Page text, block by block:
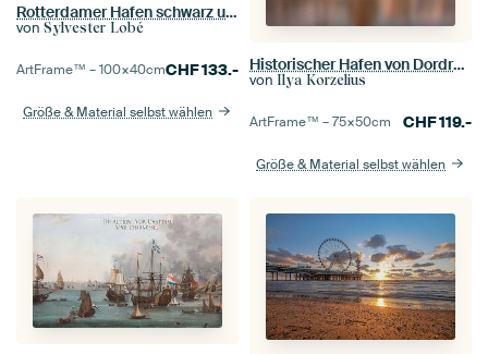
Rotterdamer Hafen schwarz und weiß
von Sylvester Lobé
ArtFrame™ –100×40cmCHF133.-
Größe & Material selbst wählen
Historischer Hafen von Dordrecht
von Ilya Korzelius
ArtFrame™ –75×50cm CHF119.-
Größe & Material selbst wählen